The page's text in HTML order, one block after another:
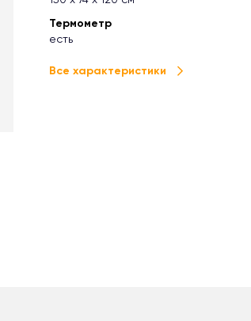
Термометр
есть
Все характеристики